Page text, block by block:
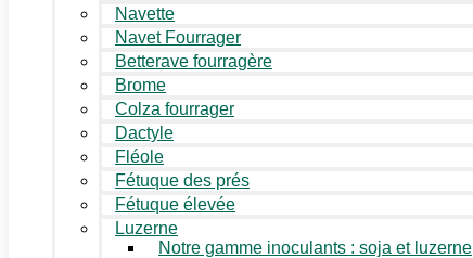
Navette
Navet Fourrager
Betterave fourragère
Brome
Colza fourrager
Dactyle
Fléole
Fétuque des prés
Fétuque élevée
Luzerne
Notre gamme inoculants : soja et luzerne